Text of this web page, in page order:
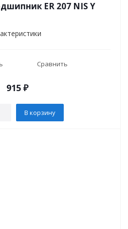
ER 207 NIS Y
Сравнить
915 ₽
В корзину